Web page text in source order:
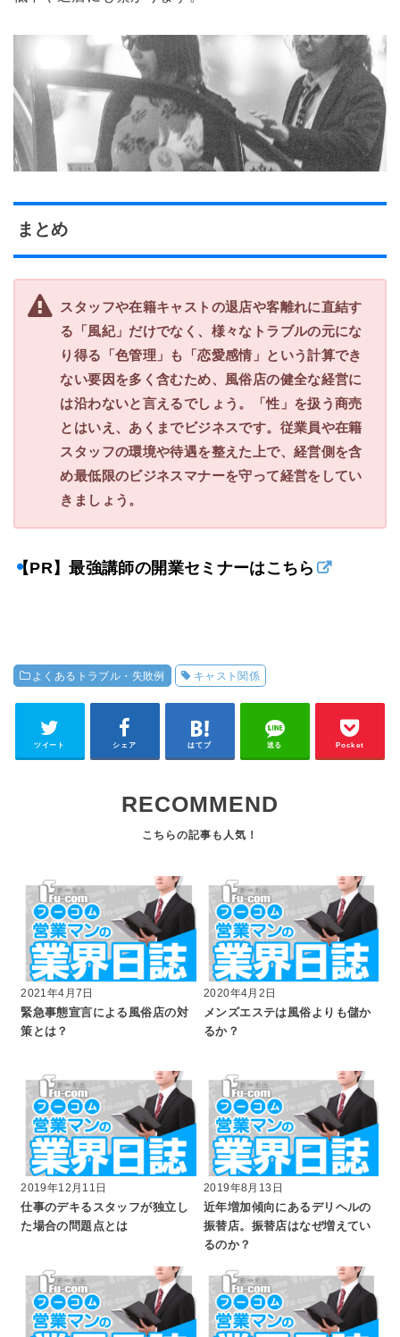
まとめ
スタッフや在籍キャストの退店や客離れに直結す
る「風紀」だけでなく、様々なトラブルの元にな
り得る「色管理」も「恋愛感情」という計算でき
ない要因を多く含むため、風俗店の健全な経営に
は沿わないと言えるでしょう。「性」を扱う商売
とはいえ、あくまでビジネスです。従業員や在籍
スタッフの環境や待遇を整えた上で、経営側を含
め最低限のビジネスマナーを守って経営をしてい
きましょう。
【PR】最強講師の開業セミナーはこちら
よくあるトラブル・失敗例 キャスト関係
ツイート シェア はてブ 送る Pocket
RECOMMEND
2021年4月7日
緊急事態宣言による風俗店の対
策とは？
2020年4月2日
メンズエステは風俗よりも儲か
るか？
2019年12月11日
仕事のデキるスタッフが独立し
た場合の問題点とは
2019年8月13日
近年増加傾向にあるデリヘルの
振替店。振替店はなぜ増えてい
るのか？